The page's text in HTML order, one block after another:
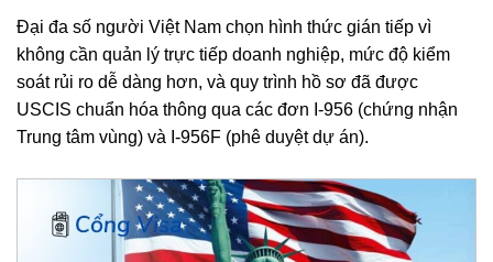
Đại đa số người Việt Nam chọn hình thức gián tiếp vì
không cần quản lý trực tiếp doanh nghiệp, mức độ kiểm
soát rủi ro dễ dàng hơn, và quy trình hồ sơ đã được
USCIS chuẩn hóa thông qua các đơn I-956 (chứng nhận
Trung tâm vùng) và I-956F (phê duyệt dự án).